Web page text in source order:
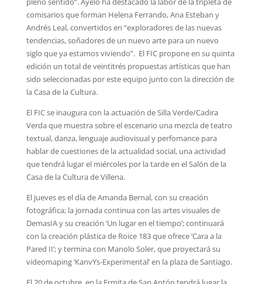
comisarios que forman Helena Ferrando, Ana Esteban y
Andrés Leal, convertidos en “exploradores de las nuevas
tendencias, soñadores de un nuevo arte para un nuevo
siglo que ya estamos viviendo”. El FIC propone en su quinta
edición un total de veintitrés propuestas artísticas que han
sido seleccionadas por este equipo junto con la dirección de
la Casa de la Cultura.
El FIC se inaugura con la actuación de Silla Verde/Cadira
Verda que muestra sobre el escenario una mezcla de teatro
textual, danza, lenguaje audiovisual y perfomance para
hablar de cuestiones de la actualidad social, una actividad
que tendrá lugar el miércoles por la tarde en el Salón de la
Casa de la Cultura de Villena.
El jueves es el día de Amanda Bernal, con su creación
fotográfica; la jornada continua con las artes visuales de
DemasIA y su creación ‘Un lugar en el tiempo’; continuará
con la creación plástica de Roice 183 que ofrece ‘Cara a la
Pared II’; y termina con Manolo Soler, que proyectará su
videomaping ‘KanvYs-Experimental’ en la plaza de Santiago.